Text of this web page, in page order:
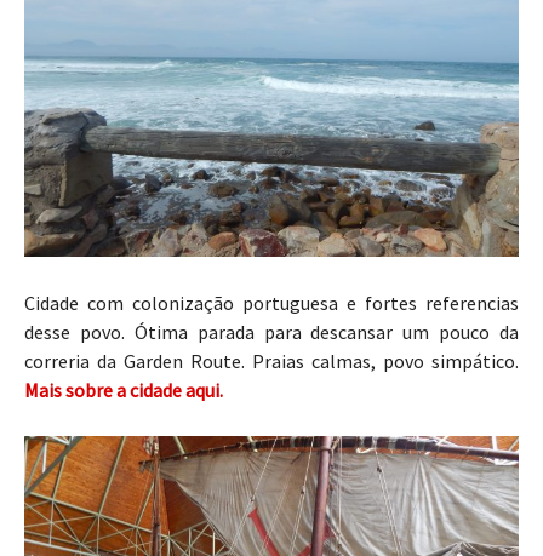
Cidade com colonização portuguesa e fortes referencias
desse povo. Ótima parada para descansar um pouco da
correria da Garden Route. Praias calmas, povo simpático.
Mais sobre a cidade aqui.